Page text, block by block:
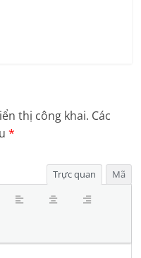
thị công khai. Các
*
Trực quan Mã